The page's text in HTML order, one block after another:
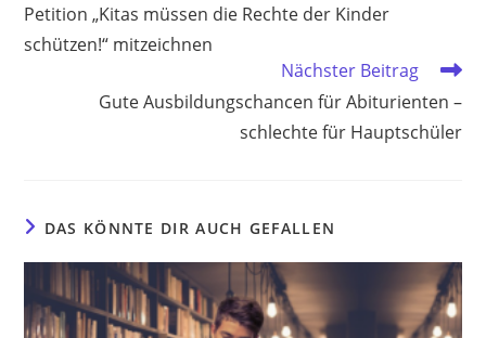
ansehen
Petition „Kitas müssen die Rechte der Kinder
schützen!“ mitzeichnen
Nächster Beitrag
Gute Ausbildungschancen für Abiturienten –
schlechte für Hauptschüler
DAS KÖNNTE DIR AUCH GEFALLEN